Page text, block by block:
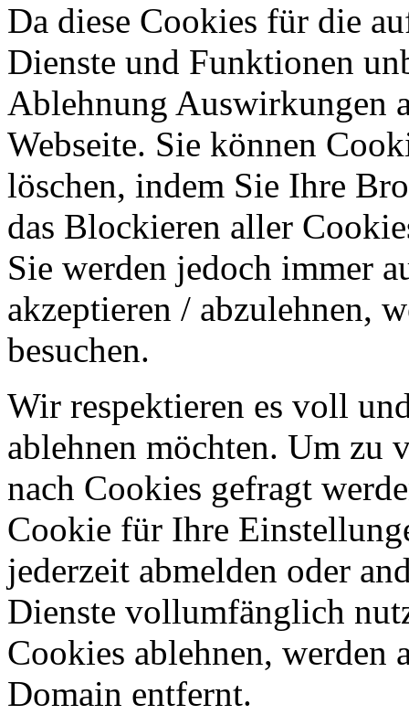
Da diese Cookies für die
Dienste und Funktionen
Ablehnung Auswirkungen
Webseite. Sie können
löschen, indem Sie Ihre
das Blockieren aller
Sie werden jedoch immer
akzeptieren / abzulehnen,
besuchen.
Wir respektieren es voll
ablehnen möchten. Um zu
nach Cookies gefragt
Cookie für Ihre
jederzeit abmelden oder
Dienste vollumfänglich
Cookies ablehnen, werden
Domain entfernt.